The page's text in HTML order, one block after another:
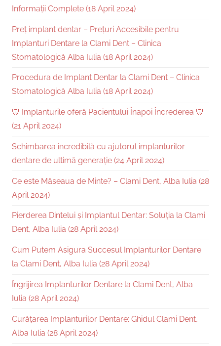
Informații Complete (18 April 2024)
Preț implant dentar – Prețuri Accesibile pentru
Implanturi Dentare la Clami Dent – Clinica
Stomatologică Alba Iulia (18 April 2024)
Procedura de Implant Dentar la Clami Dent – Clinica
Stomatologică Alba Iulia (18 April 2024)
🦷 Implanturile oferă Pacientului Înapoi Încrederea 🦷
(21 April 2024)
Schimbarea incredibilă cu ajutorul implanturilor
dentare de ultimă generație (24 April 2024)
Ce este Măseaua de Minte? – Clami Dent, Alba Iulia (28
April 2024)
Pierderea Dintelui și Implantul Dentar: Soluția la Clami
Dent, Alba Iulia (28 April 2024)
Cum Putem Asigura Succesul Implanturilor Dentare
la Clami Dent, Alba Iulia (28 April 2024)
Îngrijirea Implanturilor Dentare la Clami Dent, Alba
Iulia (28 April 2024)
Curățarea Implanturilor Dentare: Ghidul Clami Dent,
Alba Iulia (28 April 2024)